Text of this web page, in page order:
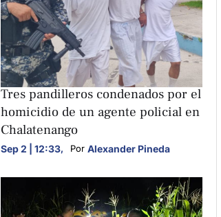
NACIONALES
Tres pandilleros condenados por el
homicidio de un agente policial en
Chalatenango
Sep 2 | 12:33, Por Alexander Pineda